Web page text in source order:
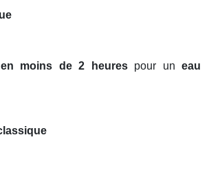
en moins de 2 heurespour un eau